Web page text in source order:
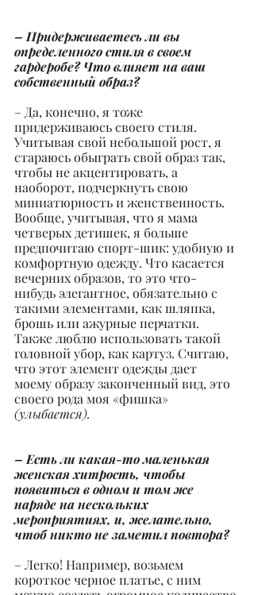
– Придерживаетесь ли вы
определенного стиля в своем
гардеробе? Что влияет на ваш
собственный образ?
– Да, конечно, я тоже
придерживаюсь своего стиля.
Учитывая свой небольшой рост, я
стараюсь обыграть свой образ так,
чтобы не акцентировать, а
наоборот, подчеркнуть свою
миниатюрность и женственность.
Вообще, учитывая, что я мама
четверых детишек, я больше
предпочитаю спорт-шик: удобную и
комфортную одежду. Что касается
вечерних образов, то это что-
нибудь элегантное, обязательно с
такими элементами, как шляпка,
брошь или ажурные перчатки.
Также люблю использовать такой
головной убор, как картуз. Считаю,
что этот элемент одежды дает
моему образу законченный вид, это
своего рода моя «фишка»
(улыбается).
– Есть ли какая-то маленькая
женская хитрость, чтобы
появиться в одном и том же
наряде на нескольких
мероприятиях, и, желательно,
чтоб никто не заметил повтора?
– Легко! Например, возьмем
короткое черное платье, с ним